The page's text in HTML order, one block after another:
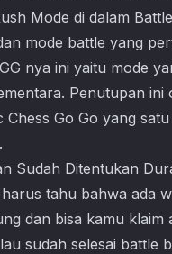
Mode di dalam
mode battle yang
nya ini yaitu mode
Penutupan
Chess Go Go yang
Sudah Ditentukan
tahu bahwa ada
dan bisa kamu
sudah selesai battle